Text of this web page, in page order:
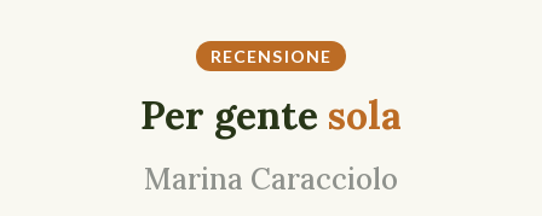
RECENSIONE
Per gente sola
Marina Caracciolo